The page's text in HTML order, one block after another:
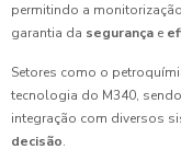
permitindo a
garantia da segurança e
Setores como o
tecnologia do M340,
integração com diversos
decisão.